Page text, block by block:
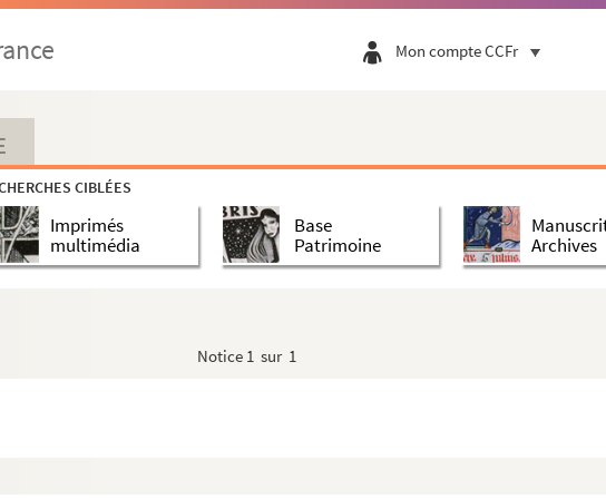
Mon compte CCFr
CIBLÉES
Imprimés
multimédia
Base
Patrimoine
Archives
Notice 1 sur 1
Chatillon)